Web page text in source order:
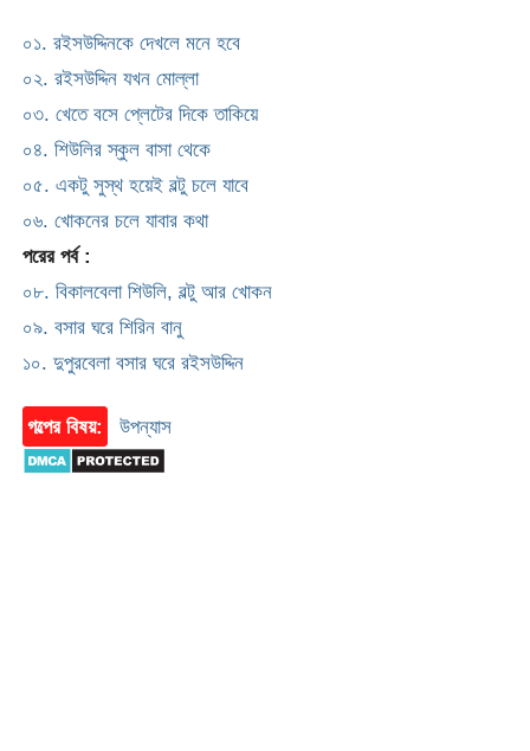
০১. রইসউদ্দিনকে দেখলে মনে হবে
০২. রইসউদ্দিন যখন মোল্লা
০৩. খেতে বসে প্লেটের দিকে তাকিয়ে
০৪. শিউলির স্কুল বাসা থেকে
০৫. একটু সুস্থ হয়েই বল্টু চলে যাবে
০৬. খোকনের চলে যাবার কথা
পরের পর্ব :
০৮. বিকালবেলা শিউলি, বল্টু আর খোকন
০৯. বসার ঘরে শিরিন বানু
১০. দুপুরবেলা বসার ঘরে রইসউদ্দিন
গল্পের বিষয়: উপন্যাস